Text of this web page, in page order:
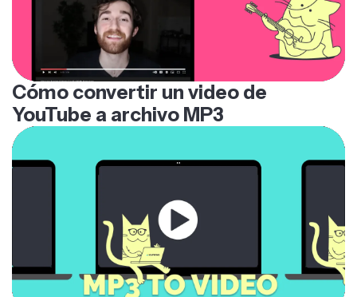
Cómo convertir un video de
YouTube a archivo MP3